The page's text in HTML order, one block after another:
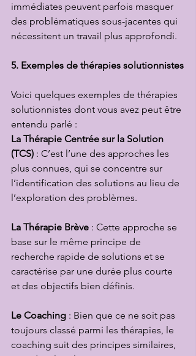
immédiates peuvent parfois masquer
des problématiques sous-jacentes qui
nécessitent un travail plus approfondi.
5. Exemples de thérapies solutionnistes
Voici quelques exemples de thérapies
solutionnistes dont vous avez peut être
entendu parlé :
La Thérapie Centrée sur la Solution
(TCS) : C’est l’une des approches les
plus connues, qui se concentre sur
l’identification des solutions au lieu de
l’exploration des problèmes.
La Thérapie Brève : Cette approche se
base sur le même principe de
recherche rapide de solutions et se
caractérise par une durée plus courte
et des objectifs bien définis.
Le Coaching : Bien que ce ne soit pas
toujours classé parmi les thérapies, le
coaching suit des principes similaires,